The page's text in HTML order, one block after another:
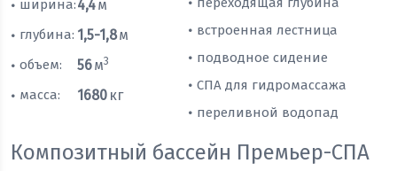
• ширина:4,4м
• глубина: 1,5-1,8м
• объем: 56м3
• масса: 1680 кг
•
• встроенная лестница
• подводное сидение
• СПА для гидромассажа
• переливной водопад
Композитный бассейн Премьер-СПА